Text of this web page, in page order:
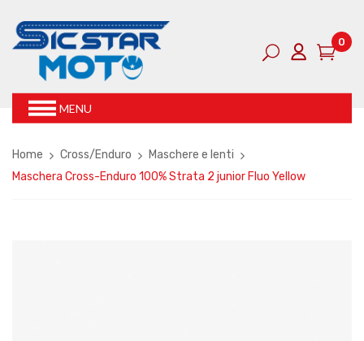
0
MENU
Home Cross/Enduro
Maschere e lenti
Maschera Cross-Enduro 100% Strata 2 junior Fluo Yellow